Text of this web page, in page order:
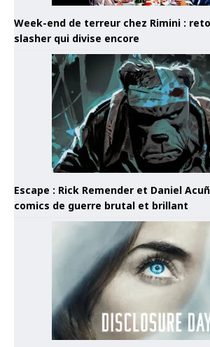
Week-end de terreur chez Rimini :
slasher qui divise encore
Escape : Rick Remender et Daniel
comics de guerre brutal et brillant